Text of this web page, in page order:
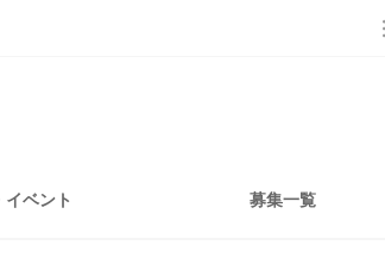
ベント 募集一覧